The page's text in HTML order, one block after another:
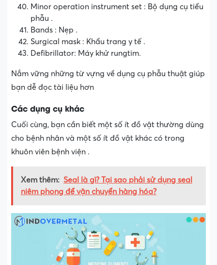
Minor operation instrument set : Bộ dụng cụ tiểu
phẫu .
Bands : Nẹp .
Surgical mask : Khẩu trang y tế .
Defibrillator: Máy khử rungtim.
Nắm vững những từ vựng về dụng cụ phẫu thuật giúp
bạn dễ đọc tài liệu hơn
Các dụng cụ khác
Cuối cùng, bạn cần biết một số ít đồ vật thường dùng
cho bệnh nhân và một số ít đồ vật khác có trong
khuôn viên bệnh viện .
Xem thêm: Seal là gì? Tại sao phải sử dụng seal
niêm phong để vận chuyển hàng hóa?